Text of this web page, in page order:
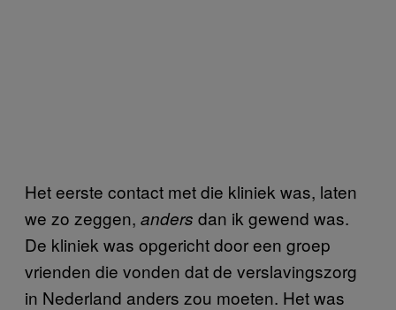
Het eerste contact met die kliniek was, laten
we zo zeggen, anders dan ik gewend was.
De kliniek was opgericht door een groep
vrienden die vonden dat de verslavingszorg
in Nederland anders zou moeten. Het was